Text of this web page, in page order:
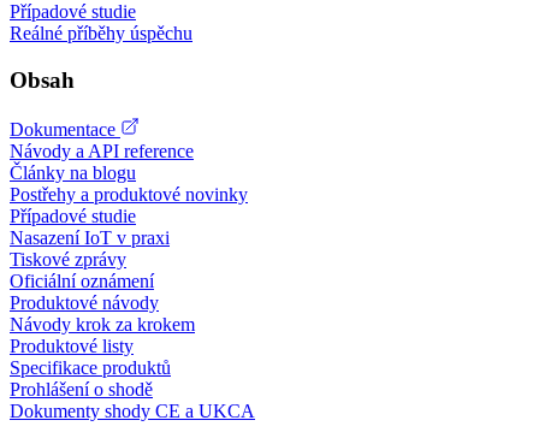
Případové studie
Reálné příběhy úspěchu
Obsah
Dokumentace
Návody a API reference
Články na blogu
Postřehy a produktové novinky
Případové studie
Nasazení IoT v praxi
Tiskové zprávy
Oficiální oznámení
Produktové návody
Návody krok za krokem
Produktové listy
Specifikace produktů
Prohlášení o shodě
Dokumenty shody CE a UKCA